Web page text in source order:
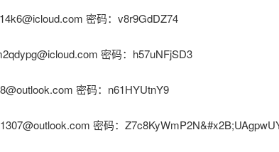
密码：v8r9GdDZ74
密码：h57uNFjSD3
密码：n61HYUtnY9
密码：